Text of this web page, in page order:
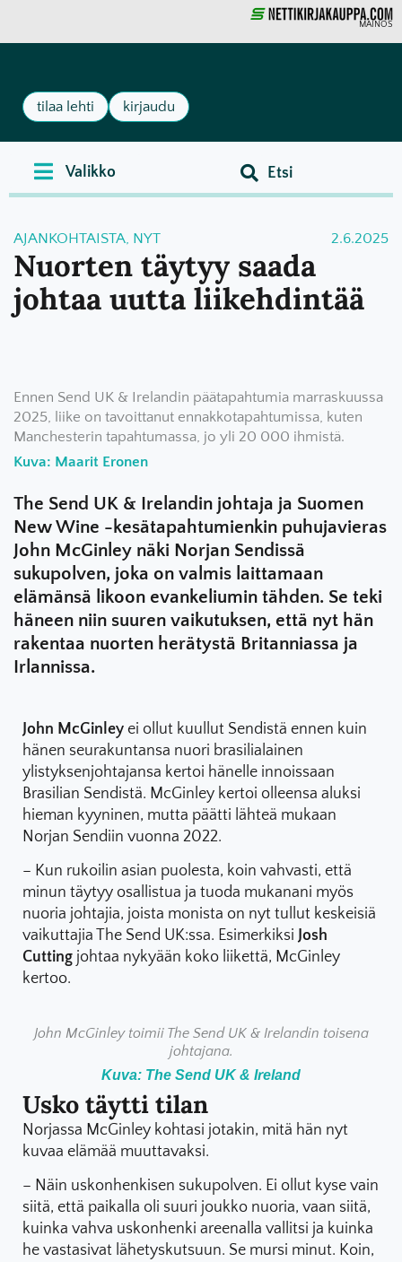
MAINOS
tilaa lehti kirjaudu
AJANKOHTAISTA, NYT 2.6.2025
Nuorten täytyy saada
johtaa uutta liikehdintää
Ennen Send UK & Irelandin päätapahtumia marraskuussa
2025, liike on tavoittanut ennakkotapahtumissa, kuten
Manchesterin tapahtumassa, jo yli 20 000 ihmistä.
Kuva: Maarit Eronen
The Send UK & Irelandin johtaja ja Suomen
New Wine -kesätapahtumienkin puhujavieras
John McGinley näki Norjan Sendissä
sukupolven, joka on valmis laittamaan
elämänsä likoon evankeliumin tähden. Se teki
häneen niin suuren vaikutuksen, että nyt hän
rakentaa nuorten herätystä Britanniassa ja
Irlannissa.
John McGinley ei ollut kuullut Sendistä ennen kuin
hänen seurakuntansa nuori brasilialainen
ylistyksenjohtajansa kertoi hänelle innoissaan
Brasilian Sendistä. McGinley kertoi olleensa aluksi
hieman kyyninen, mutta päätti lähteä mukaan
Norjan Sendiin vuonna 2022.
– Kun rukoilin asian puolesta, koin vahvasti, että
minun täytyy osallistua ja tuoda mukanani myös
nuoria johtajia, joista monista on nyt tullut keskeisiä
vaikuttajia The Send UK:ssa. Esimerkiksi Josh
Cutting johtaa nykyään koko liikettä, McGinley
kertoo.
John McGinley toimii The Send UK & Irelandin toisena
johtajana.
Kuva: The Send UK & Ireland
Usko täytti tilan
Norjassa McGinley kohtasi jotakin, mitä hän nyt
kuvaa elämää muuttavaksi.
– Näin uskonhenkisen sukupolven. Ei ollut kyse vain
siitä, että paikalla oli suuri joukko nuoria, vaan siitä,
kuinka vahva uskonhenki areenalla vallitsi ja kuinka
he vastasivat lähetyskutsuun. Se mursi minut. Koin,